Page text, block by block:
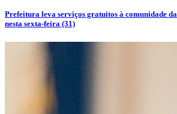
Prefeitura leva serviços gratuitos à comunidade
nesta sexta-feira (31)